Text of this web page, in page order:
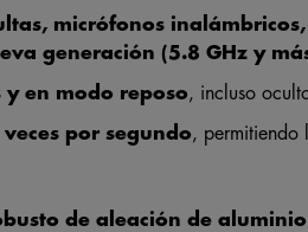
micrófonos
generación (5.8 GHz y
y en modo reposo, incluso
veces por segundo, permitiendo
de aleación de aluminio